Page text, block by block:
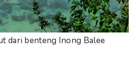
dari benteng Inong Balee